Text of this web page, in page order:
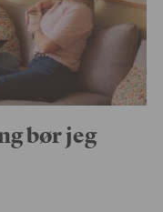
bør jeg